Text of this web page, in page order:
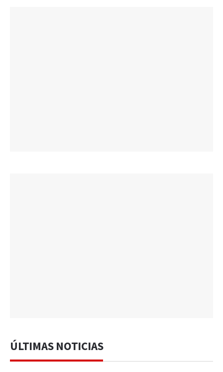
ÚLTIMAS NOTICIAS